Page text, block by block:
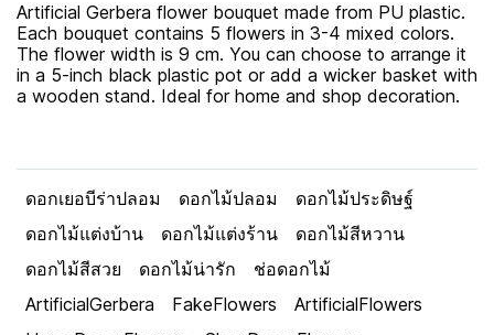
Artificial Gerbera flower bouquet made from PU plastic.
Each bouquet contains 5 flowers in 3-4 mixed colors.
The flower width is 9 cm. You can choose to arrange it
in a 5-inch black plastic pot or add a wicker basket with
a wooden stand. Ideal for home and shop decoration.
ดอกเยอบีร่าปลอม ดอกไม้ปลอม
ดอกไม้ประดิษฐ์
ดอกไม้แต่งบ้าน
ดอกไม้แต่งร้าน
ดอกไม้สีหวาน
ดอกไม้สีสวย
ดอกไม้น่ารัก
ช่อดอกไม้
ArtificialGerbera
FakeFlowers
ArtificialFlowers